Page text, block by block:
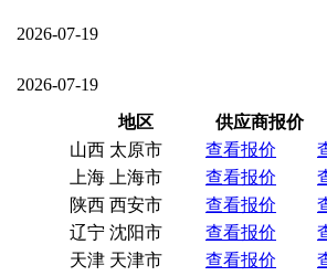
2026-07-19
2026-07-19
地区 供应商报价
山西 太原市 查看报价
上海 上海市 查看报价
陕西 西安市 查看报价
辽宁 沈阳市 查看报价
天津 天津市 查看报价